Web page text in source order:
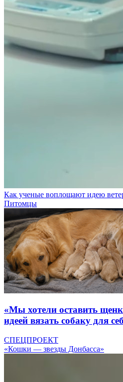
Как ученые воплощают идею
Питомцы
«Мы хотели оставить
идеей вязать собаку для
СПЕЦПРОЕКТ
«Кошки — звезды Донбасса»